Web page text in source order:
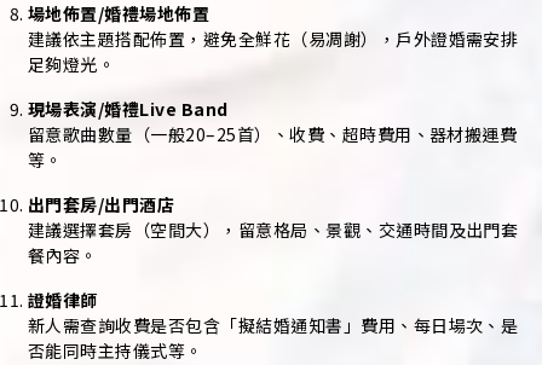
場地佈置/婚禮場地佈置
建議依主題搭配佈置，避免全鮮花（易凋謝），戶外證婚需安排
足夠燈光。
現場表演/婚禮Live Band
留意歌曲數量（一般20–25首）、收費、超時費用、器材搬運費
等。
出門套房/出門酒店
建議選擇套房（空間大），留意格局、景觀、交通時間及出門套
餐內容。
證婚律師
新人需查詢收費是否包含「擬結婚通知書」費用、每日場次、是
否能同時主持儀式等。